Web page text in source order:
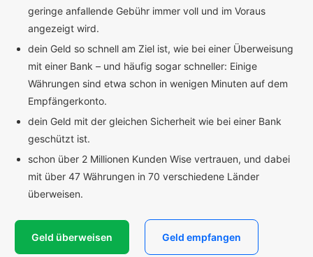
geringe anfallende Gebühr immer voll und im Voraus
angezeigt wird.
dein Geld so schnell am Ziel ist, wie bei einer Überweisung
mit einer Bank – und häufig sogar schneller: Einige
Währungen sind etwa schon in wenigen Minuten auf dem
Empfängerkonto.
dein Geld mit der gleichen Sicherheit wie bei einer Bank
geschützt ist.
schon über 2 Millionen Kunden Wise vertrauen, und dabei
mit über 47 Währungen in 70 verschiedene Länder
überweisen.
Geld überweisen Geld empfangen